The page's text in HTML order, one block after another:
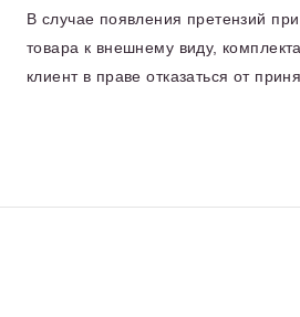
В случае появления претензий
товара к внешнему виду,
клиент в праве отказаться от